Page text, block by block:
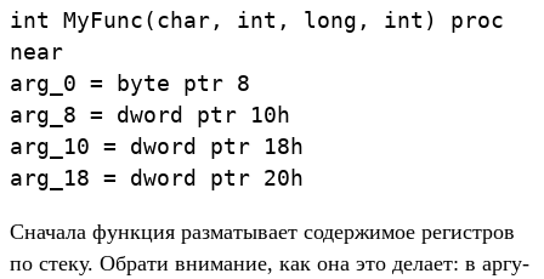
int MyFunc(char, int , long , int )
proc
near
arg_0 = byte ptr 8
arg_8 = dword ptr
10h
arg_10 = dword ptr
18h
arg_18 = dword ptr 20h
Сна­чала фун­кция раз­матыва­ет содер­жимое регис­тров
по сте­ку. Обра­ти вни­мание, как она это дела­ет: в аргу­